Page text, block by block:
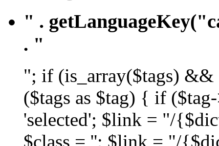
" .
. "
"; if (is_array($tags) &&
($tags as $tag) { if
'selected'; $link = "/
$class = ''; $link = "/